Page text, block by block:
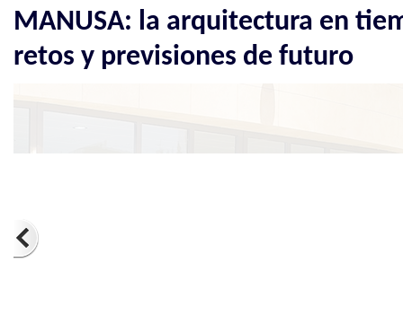
MANUSA: la arquitectura en
retos y previsiones de futuro